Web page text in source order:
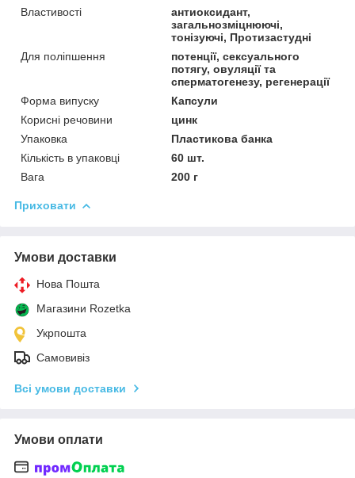
Властивості
антиоксидант,
загальнозміцнюючі,
тонізуючі, Протизастудні
Для поліпшення
потенції, сексуального
потягу, овуляції та
сперматогенезу, регенерації
Форма випуску
Капсули
Корисні речовини
цинк
Упаковка
Пластикова банка
Кількість в упаковці
60 шт.
Вага
200 г
Приховати
Умови доставки
Нова Пошта
Магазини Rozetka
Укрпошта
Самовивіз
Всі умови доставки
Умови оплати